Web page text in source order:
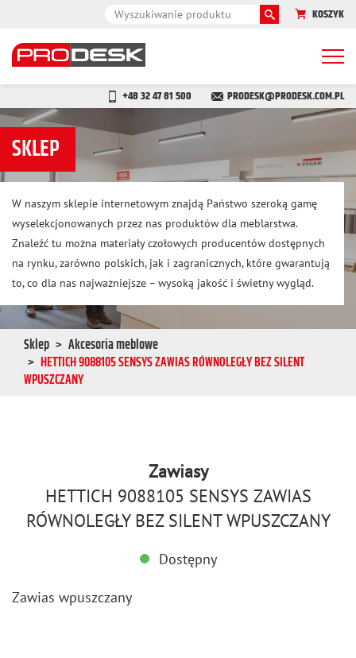
KOSZYK
+48 32 47 81 500 PRODESK@PRODESK.COM.PL
SKLEP
W naszym sklepie internetowym znajdą Państwo szeroką gamę
wyselekcjonowanych przez nas produktów dla meblarstwa.
Znaleźć tu można materiały czołowych producentów dostępnych
na rynku, zarówno polskich, jak i zagranicznych, które gwarantują
to, co dla nas najważniejsze – wysoką jakość i świetny wygląd.
Sklep
Akcesoria meblowe
HETTICH 9088105 SENSYS ZAWIAS RÓWNOLEGŁY BEZ SILENT
WPUSZCZANY
Zawiasy
HETTICH 9088105 SENSYS ZAWIAS
RÓWNOLEGŁY BEZ SILENT WPUSZCZANY
Dostępny
Za­wias wpusz­cza­ny